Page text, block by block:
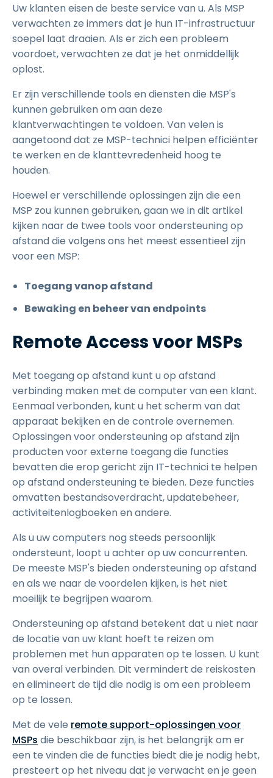
Uw klanten eisen de beste service van u. Als MSP
verwachten ze immers dat je hun IT-infrastructuur
soepel laat draaien. Als er zich een probleem
voordoet, verwachten ze dat je het onmiddellijk
oplost.
Er zijn verschillende tools en diensten die MSP's
kunnen gebruiken om aan deze
klantverwachtingen te voldoen. Van velen is
aangetoond dat ze MSP-technici helpen efficiënter
te werken en de klanttevredenheid hoog te
houden.
Hoewel er verschillende oplossingen zijn die een
MSP zou kunnen gebruiken, gaan we in dit artikel
kijken naar de twee tools voor ondersteuning op
afstand die volgens ons het meest essentieel zijn
voor een MSP:
Toegang vanop afstand
Bewaking en beheer van endpoints
Remote Access voor MSPs
Met toegang op afstand kunt u op afstand
verbinding maken met de computer van een klant.
Eenmaal verbonden, kunt u het scherm van dat
apparaat bekijken en de controle overnemen.
Oplossingen voor ondersteuning op afstand zijn
producten voor externe toegang die functies
bevatten die erop gericht zijn IT-technici te helpen
op afstand ondersteuning te bieden. Deze functies
omvatten bestandsoverdracht, updatebeheer,
activiteitenlogboeken en andere.
Als u uw computers nog steeds persoonlijk
ondersteunt, loopt u achter op uw concurrenten.
De meeste MSP's bieden ondersteuning op afstand
en als we naar de voordelen kijken, is het niet
moeilijk te begrijpen waarom.
Ondersteuning op afstand betekent dat u niet naar
de locatie van uw klant hoeft te reizen om
problemen met hun apparaten op te lossen. U kunt
van overal verbinden. Dit vermindert de reiskosten
en elimineert de tijd die nodig is om een probleem
op te lossen.
Met de vele remote support-oplossingen voor
MSPs die beschikbaar zijn, is het belangrijk om er
een te vinden die de functies biedt die je nodig hebt,
presteert op het niveau dat je verwacht en je geen